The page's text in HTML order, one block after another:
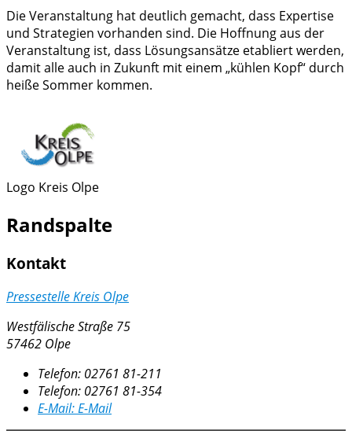
Die Veranstaltung hat deutlich gemacht, dass Expertise
und Strategien vorhanden sind. Die Hoffnung aus der
Veranstaltung ist, dass Lösungsansätze etabliert werden,
damit alle auch in Zukunft mit einem „kühlen Kopf“ durch
heiße Sommer kommen.
Logo Kreis Olpe
Randspalte
Kontakt
Pressestelle Kreis Olpe
Westfälische Straße 75
57462 Olpe
Telefon: 02761 81-211
Telefon: 02761 81-354
E-Mail:E-Mail